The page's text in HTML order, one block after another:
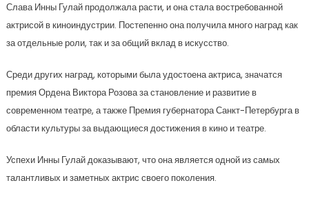
Слава Инны Гулай продолжала расти, и она стала востребованной
актрисой в киноиндустрии. Постепенно она получила много наград как
за отдельные роли, так и за общий вклад в искусство.
Среди других наград, которыми была удостоена актриса, значатся
премия Ордена Виктора Розова за становление и развитие в
современном театре, а также Премия губернатора Санкт-Петербурга в
области культуры за выдающиеся достижения в кино и театре.
Успехи Инны Гулай доказывают, что она является одной из самых
талантливых и заметных актрис своего поколения.